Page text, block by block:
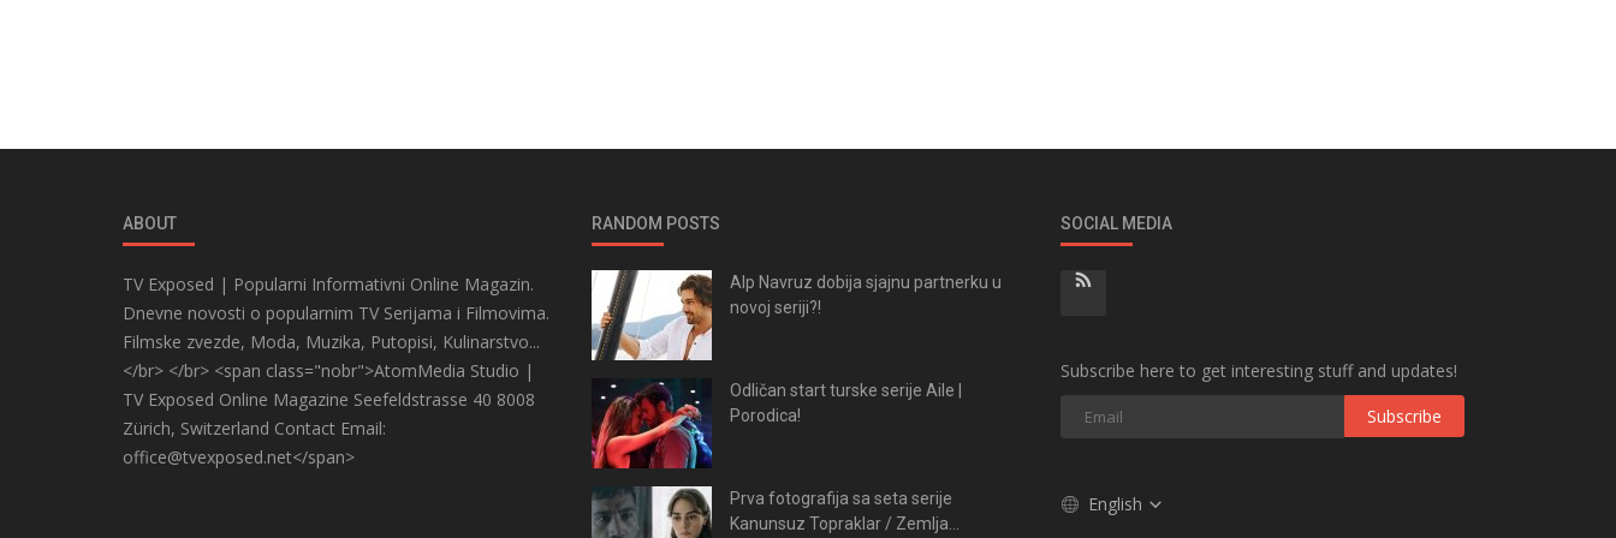
ABOUT
TV Exposed | Popularni Informativni Online Magazin.
Dnevne novosti o popularnim TV Serijama i Filmovima.
Filmske zvezde, Moda, Muzika, Putopisi, Kulinarstvo...
</br> </br> <span class="nobr">AtomMedia Studio |
TV Exposed Online Magazine Seefeldstrasse 40 8008
Zürich, Switzerland Contact Email:
office@tvexposed.net</span>
RANDOM POSTS
Alp Navruz dobija sjajnu partnerku u
novoj seriji?!
Odličan start turske serije Aile |
Porodica!
Prva fotografija sa seta serije
Kanunsuz Topraklar / Zemlja...
SOCIAL MEDIA
Subscribe here to get interesting stuff and updates!
Subscribe
English